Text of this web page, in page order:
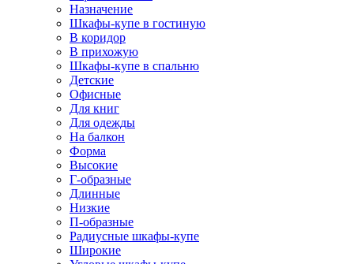
Назначение
Шкафы-купе в гостиную
В коридор
В прихожую
Шкафы-купе в спальню
Детские
Офисные
Для книг
Для одежды
На балкон
Форма
Высокие
Г-образные
Длинные
Низкие
П-образные
Радиусные шкафы-купе
Широкие